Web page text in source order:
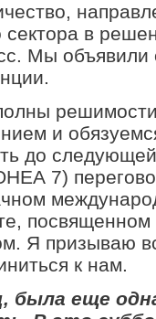
сектора в
Мы объявили
решимости
и
до
7)
Я призываю
к нам.
была еще